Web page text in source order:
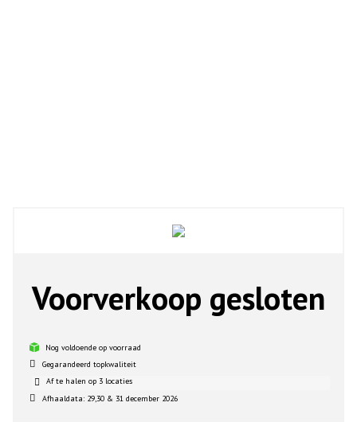
Voorverkoop gesloten
Af te halen op 3 locaties
Nog voldoende op voorraad
Gegarandeerd topkwaliteit
Afhaaldata: 29,30 & 31 december 2026